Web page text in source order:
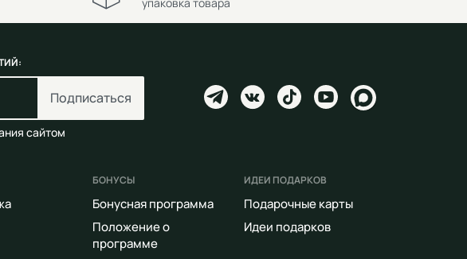
Подписаться
сайтом
БОНУСЫ
Бонусная программа
Положение о
программе
ИДЕИ ПОДАРКОВ
Подарочные карты
Идеи подарков